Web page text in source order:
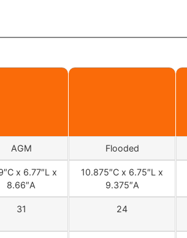
AGM Flooded
x 6.77″L x
8.66″A
10.875″C x 6.75″L x
9.375″A
31 24